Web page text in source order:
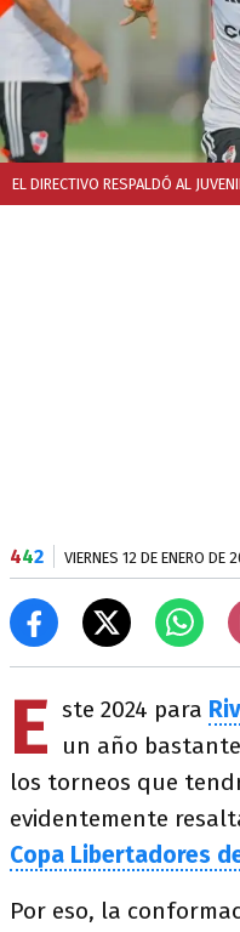
EL DIRECTIVO RESPALDÓ AL
442 VIERNES 12 DE ENERO DE
E ste 2024 para
un año
los torneos que
evidentemente
Copa Libertadores
Por eso, la